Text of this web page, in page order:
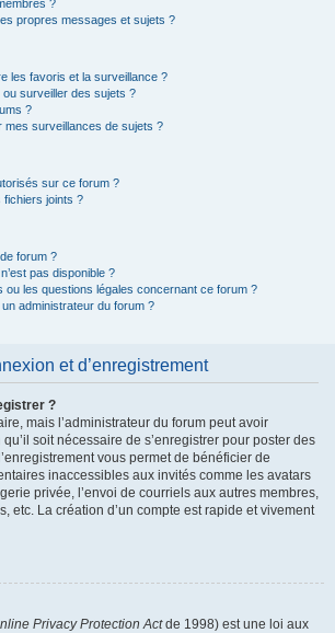
?
propres messages et sujets ?
les favoris et la surveillance ?
surveiller des sujets ?
?
mes surveillances de sujets ?
sur ce forum ?
fichiers joints ?
forum ?
pas disponible ?
ou les questions légales concernant ce forum ?
administrateur du forum ?
et d’enregistrement
?
mais l’administrateur du forum peut avoir
soit nécessaire de s’enregistrer pour poster des
vous permet de bénéficier de
inaccessibles aux invités comme les avatars
privée, l’envoi de courriels aux autres membres,
etc. La création d’un compte est rapide et vivement
Privacy Protection Actde 1998) est une loi aux